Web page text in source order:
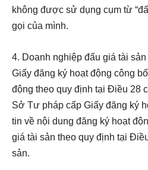
không được sử dụng cụm từ
gọi của mình.
4. Doanh nghiệp đấu giá tài
Giấy đăng ký hoạt động công
động theo quy định tại Điều 28
Sở Tư pháp cấp Giấy đăng ký
tin về nội dung đăng ký hoạt
giá tài sản theo quy định tại
sản.